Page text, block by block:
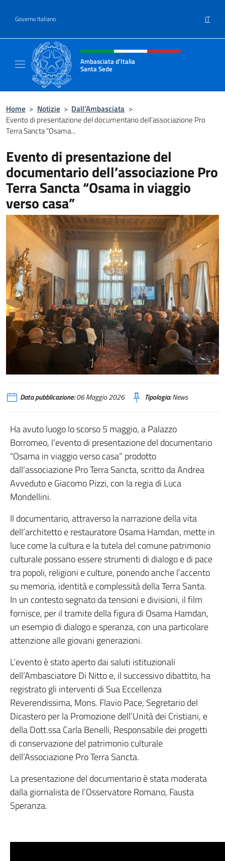
Governo Italiano IT
Intestazione sito, social e menù
Ambasciata d'Italia
Santa Sede
Home > Notizie > Dall’Ambasciata >
Evento di presentazione del documentario dell’associazione Pro
Terra Sancta “Osama...
Evento di presentazione del
documentario dell’associazione Pro
Terra Sancta “Osama in viaggio
verso casa”
Data pubblicazione:06 Maggio 2026 Tipologia:News
Ha avuto luogo lo scorso 5 maggio, a Palazzo
Borromeo, l’evento di presentazione del documentario
“Osama in viaggio verso casa” prodotto
dall’associazione Pro Terra Sancta, scritto da Andrea
Avveduto e Giacomo Pizzi, con la regia di Luca
Mondellini.
Il documentario, attraverso la narrazione della vita
dell’architetto e restauratore Osama Hamdan, mette in
luce come la cultura e la tutela del comune patrimonio
culturale possano essere strumenti di dialogo e di pace
tra popoli, religioni e culture, ponendo anche l’accento
su memoria, identità e complessità della Terra Santa.
In un contesto segnato da tensioni e divisioni, il film
fornisce, per il tramite della figura di Osama Hamdan,
un esempio di dialogo e speranza, con una particolare
attenzione alle giovani generazioni.
L’evento è stato aperto dai saluti istituzionali
dell’Ambasciatore Di Nitto e, il successivo dibattito, ha
registrato gli interventi di Sua Eccellenza
Reverendissima, Mons. Flavio Pace, Segretario del
Dicastero per la Promozione dell’Unità dei Cristiani, e
della Dott.ssa Carla Benelli, Responsabile dei progetti
di conservazione del patrimonio culturale
dell’Associazione Pro Terra Sancta.
La presentazione del documentario è stata moderata
dalla giornalista de l’Osservatore Romano, Fausta
Speranza.